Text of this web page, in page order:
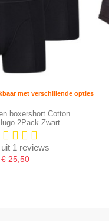
met verschillende opties
boxershort Cotton
2Pack Zwart
1 reviews
€ 25,50